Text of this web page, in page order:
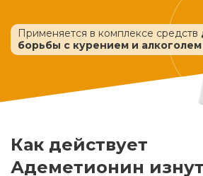
Применяется в комплексе средств
борьбы с курением и алкоголем
Как действует
Адеметионин